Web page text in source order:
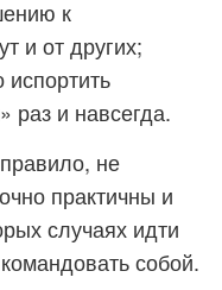
к
и от других;
раз и навсегда.
не
практичны и
случаях идти
собой.